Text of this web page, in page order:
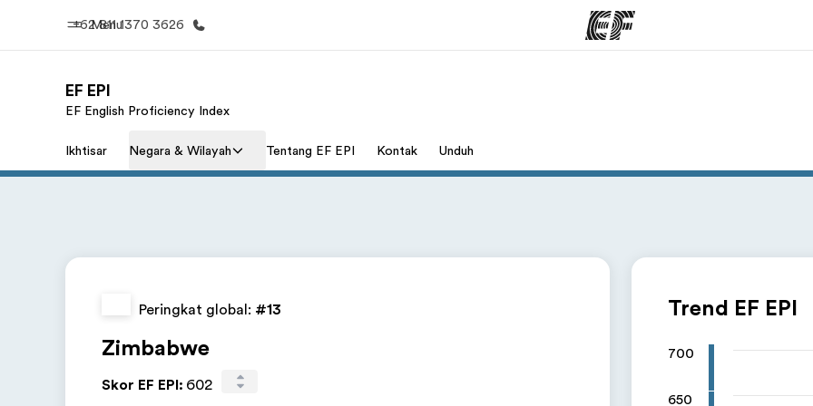
Menu
+62 811 1370 3626
Selamat datang di EF Lihat semua program
EF EPI
EF English Proficiency Index
Ikhtisar Negara & Wilayah Tentang EF EPI Kontak Unduh
Peringkat global: #13
Zimbabwe
Skor EF EPI: 602
Trend EF EPI
700
650